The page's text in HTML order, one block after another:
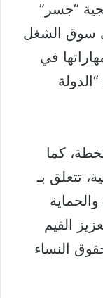
“جسر”
سوق الشغل
في
كما
تتعلق بـ
والحماية
القيم
النساء